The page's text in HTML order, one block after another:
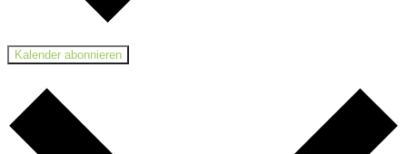
Kalender abonnieren